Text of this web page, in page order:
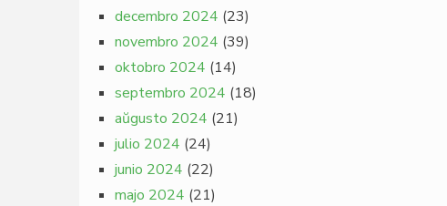
decembro 2024 (23)
novembro 2024 (39)
oktobro 2024 (14)
septembro 2024 (18)
aŭgusto 2024 (21)
julio 2024 (24)
junio 2024 (22)
majo 2024 (21)